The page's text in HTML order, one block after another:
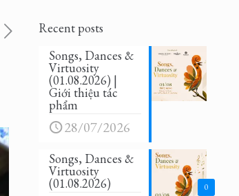
Recent posts
Songs, Dances &
Virtuosity
(01.08.2026) |
Giới thiệu tác
phẩm
28/07/2026
0
Songs, Dances &
Virtuosity
(01.08.2026)